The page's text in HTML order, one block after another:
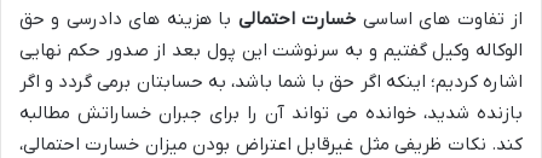
از تفاوت های اساسی خسارت احتمالی با هزینه های دادرسی و حق
الوکاله وکیل گفتیم و به سرنوشت این پول بعد از صدور حکم نهایی
اشاره کردیم؛ اینکه اگر حق با شما باشد، به حسابتان برمی گردد و اگر
بازنده شدید، خوانده می تواند آن را برای جبران خساراتش مطالبه
کند. نکات ظریفی مثل غیرقابل اعتراض بودن میزان خسارت احتمالی،